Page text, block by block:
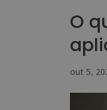
O
out 5,